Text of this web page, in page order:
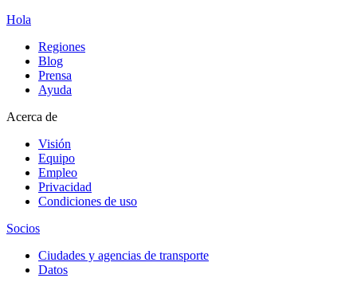
Hola
Regiones
Blog
Prensa
Ayuda
Acerca de
Visión
Equipo
Empleo
Privacidad
Condiciones de uso
Socios
Ciudades y agencias de transporte
Datos